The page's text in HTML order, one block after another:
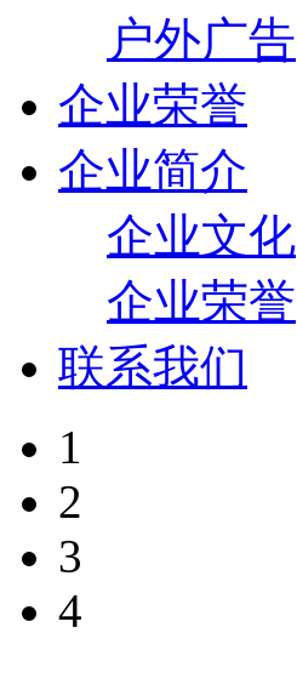
户外广告
企业荣誉
企业简介
企业文化
企业荣誉
联系我们
1
2
3
4